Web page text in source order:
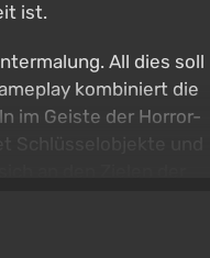
ist.
All dies soll
kombiniert die
im Geiste der Horror-
Schlüsselobjekte und